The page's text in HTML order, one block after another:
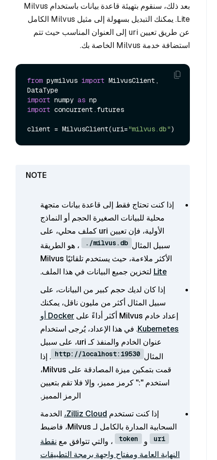
بعد ذلك، سنقوم بتهيئة قاعدة بيانات باستخدام Milvus
Lite. يمكنك التبديل بسهولة إلى مثيل Milvus الكامل
عن طريق تعيين uri إلى العنوان المناسب حيث تتم
استضافة خدمة Milvus الخاصة بك.
from pymilvus import MilvusClient,
import numpy as
import concurrent.futures
client = MilvusClient(uri="milvus.db"
إذا كنت تحتاج فقط إلى قاعدة بيانات متجهة
محلية للبيانات الصغيرة الحجم أو النماذج
الأولية، فإن تعيين uri كملف محلي، على
سبيل المثال ./milvus.db
، هو الطريقة
الأكثر ملاءمة، حيث يستخدم تلقائيًا Milvus
Lite لتخزين جميع البيانات في هذا الملف.
إذا كان لديك حجم كبير من البيانات، على
سبيل المثال أكثر من مليون ناقل، يمكنك
إعداد خادم Milvus أكثر أداءً على
Docker أو
Kubernetes. في هذا الإعداد، يُرجى استخدام
عنوان الخادم والمنفذ كـ uri، على سبيل
المثال http://localhost:19530 . إذا
قمت بتمكين ميزة المصادقة على Milvus،
استخدم ":" كرمز مميز، وإلا فلا تقم بتعيين
الرمز المميز.
إذا كنت تستخدم Zilliz Cloud، الخدمة
السحابية المدارة بالكامل لـ Milvus، فاضبط
uri و token ، والتي تتوافق مع نقطة
النهاية العامة ومفتاح واجهة برمجة التطبيقات